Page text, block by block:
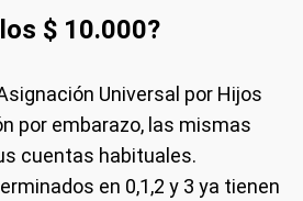
$ 10.000?
Universal por Hijos
por embarazo, las mismas
cuentas habituales.
en 0,1,2 y 3 ya tienen